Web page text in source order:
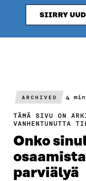
SIIRRY
ARCHIVED 4 min
TÄMÄ SIVU ON
VANHENTUNUTTA
Onko
parviälyä